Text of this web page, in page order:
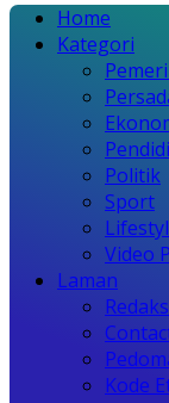
Home
Kategori
Politik
Sport
Video
Laman
Kode